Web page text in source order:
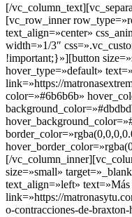
[/
[vc_row_inner
text_align=»center»
width=»1/3″
!important;}»][button
hover_type=»default»
link=»https://
color=»#6b6b6b»
[/
size=»small»
text_align=»left»
link=»https://
o-contracciones-de-